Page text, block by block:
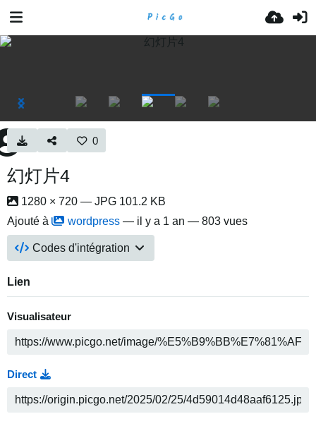
0
幻灯片4
1280 × 720 — JPG 101.2 KB
Ajouté à
wordpress — il y a 1 an — 803 vues
Codes d'intégration
Lien
Visualisateur
Direct